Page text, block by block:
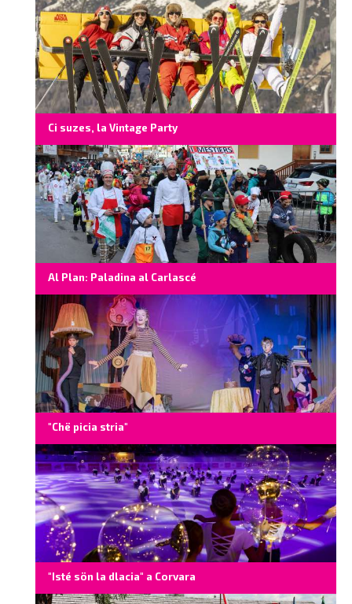
Ci suzes, la Vintage Party
Al Plan: Paladina al Carlascé
"Chë picia stria"
"Isté sön la dlacia" a Corvara